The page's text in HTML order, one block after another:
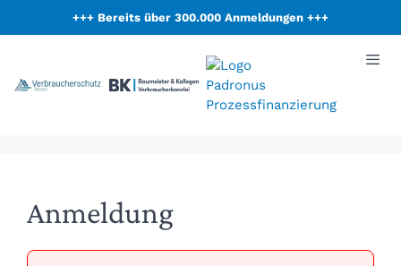
Inhalt
+++ Bereits über 300.000 Anmeldungen +++
Anmeldung